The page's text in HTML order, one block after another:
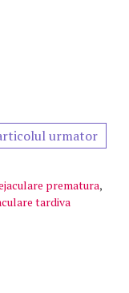
urmator
prematura,
tardiva